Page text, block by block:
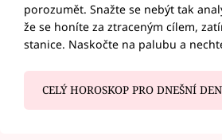
porozumět. Snažte se nebýt tak
že se honíte za ztraceným cílem,
stanice. Naskočte na palubu a
CELÝ HOROSKOP PRO DNEŠNÍ DEN